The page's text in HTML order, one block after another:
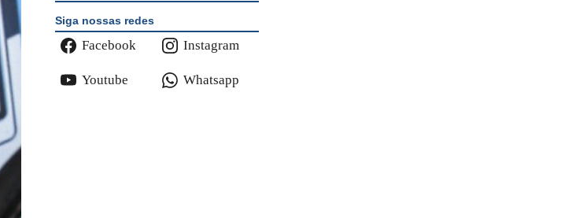
Siga nossas redes
Facebook Instagram
Youtube Whatsapp